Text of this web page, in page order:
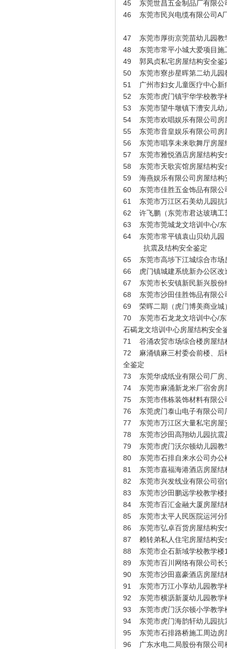
45
东莞世昌五金制品厂有限
46
东莞市民兴电缆有限公司A
47
东莞市厚街京莞苗幼儿园
48
东莞市常平小城大爱项目
49
郭凤贞私宅房屋结构安全鉴
50
东莞市寮步星晖第二幼儿
51
广州市妇女儿童医疗中心
52
东莞市虎门镇宇华学校教
53
东莞市望牛墩镇下漕安儿
54
东莞市欢唱娱乐有限公司
55
东莞市音皇娱乐有限公司
56
东莞市唱享未来歌舞厅房屋
57
东莞市雅悦酒店房屋结构安
58
东莞市天歌宾馆房屋结构安
59
海燕娱乐有限公司房屋结构
60
东莞市佳胜五金饰品有限
61
东莞市万江区石美幼儿园
62
许飞鹏（东莞市君达玻璃
63
东莞市莞城龙文培训中心/
64
东莞市常平镇袁山贝幼儿
抗震及结构安全鉴定
65
东莞市高埗下江城综合市
66
虎门镇城建系统新办公区
67
东莞市长安镇新民新兴股
68
东莞市沙田佳胜饰品有限
69
荣晖二期（虎门博美商业
70
东莞市石龙龙文培训中心/
石碣龙文培训中心房屋结构安全
71
谷涌农贸市场综合楼房屋结
72
麻涌镇麻三村委会前楼、
全鉴定
73
东莞华成纸业有限公司厂
74
东莞市麻涌新龙米厂宿舍
75
东莞市伟栋装饰材料有限
76
东莞虎门泰山电子有限公
77
东莞市万江区大量私宅房
78
东莞市沙田高翔幼儿园抗
79
东莞市虎门沃尔顿幼儿园
80
东莞市石排自来水公司办
81
东莞市嘉福海港酒店房屋结
82
东莞市兴发线业有限公司
83
东莞市沙田鹏远学校教学
84
东莞市百汇金融大厦房屋结
85
东莞市太平人民医院运河
86
东莞市弘卓百货房屋结构安
87
赖转弟私人住宅房屋结构安
88
东莞市企石新域学校教学
89
东莞市百川网络有限公司
90
东莞市沙田嘉豪酒店房屋结
91
东莞市万江小享幼儿园教
92
东莞市横沥新厦幼儿园教
93
东莞市虎门沃尔顿小学教
94
东莞市虎门海韵轩幼儿园
95
东莞市石排路桥施工周边
96
广东水电二局股份有限公